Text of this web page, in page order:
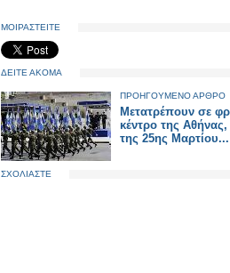
ΜΟΙΡΑΣΤΕΙΤΕ
ΔΕΙΤΕ ΑΚΟΜΑ
ΠΡΟΗΓΟΥΜΕΝΟ ΑΡΘΡΟ
Mετατρέπουν σε
κέντρο της Αθήνας,
της 25ης Μαρτίου...
ΣΧΟΛΙΑΣΤΕ